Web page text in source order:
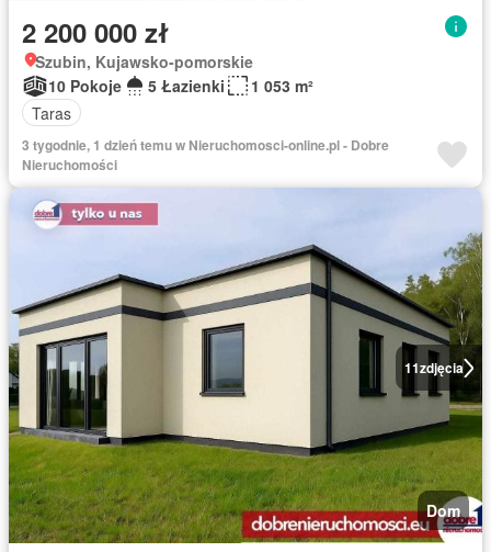
2 200 000 zł
Szubin, Kujawsko-pomorskie
10 Pokoje
5 Łazienki
1 053 m²
Taras
3 tygodnie, 1 dzień temu w Nieruchomosci-online.pl - Dobre
Nieruchomości
11zdjęcia
Dom